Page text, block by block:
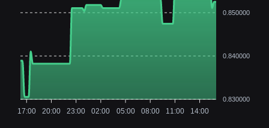
0.850000
0.840000
0.830000
17:00 20:00 23:00 02:00 05:00 08:00 11:00 14:00